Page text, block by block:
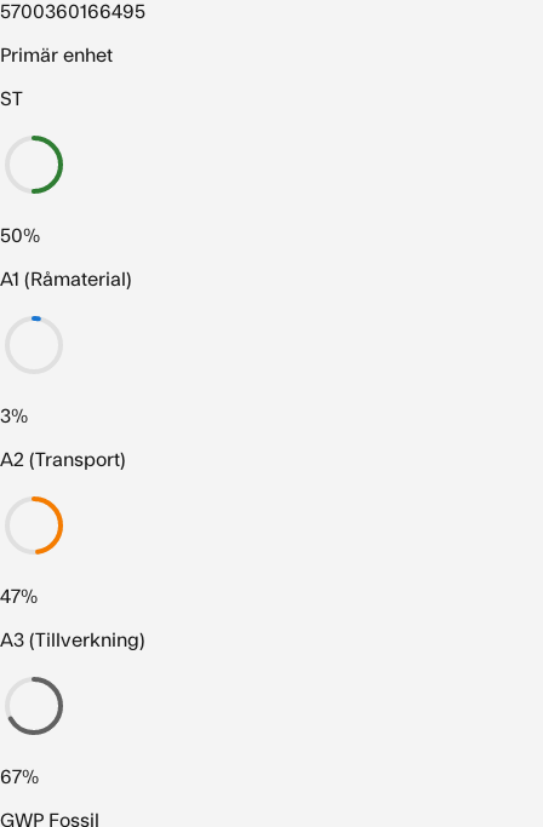
5700360166495
Primär enhet
ST
50%
A1 (Råmaterial)
3%
A2 (Transport)
47%
A3 (Tillverkning)
67%
GWP Fossil